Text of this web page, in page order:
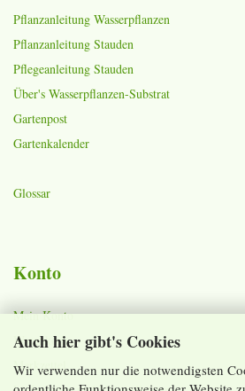
Auch hier gibt's Cookies
Wir verwenden nur die notwendigsten
Pflanzanleitung Wasserpflanzen
Pflanzanleitung Stauden
Pflegeanleitung Stauden
Über's Wasserpflanzen-Substrat
Gartenpost
Gartenkalender
Glossar
Konto
Mein Konto
Warenkorb
Merkzettel